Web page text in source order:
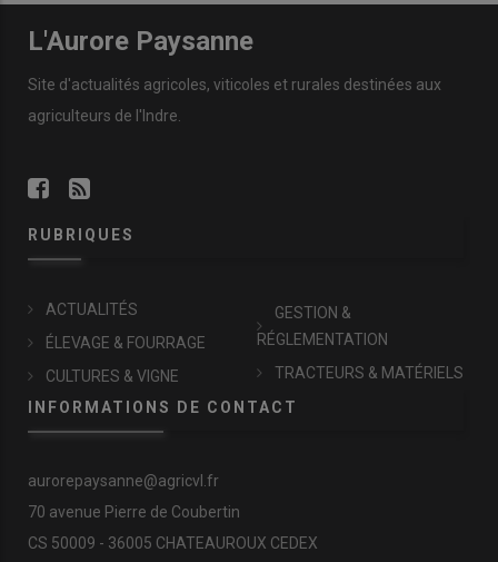
L'Aurore Paysanne
Site d'actualités agricoles, viticoles et rurales destinées aux
agriculteurs de l'Indre.
RUBRIQUES
ACTUALITÉS
ÉLEVAGE & FOURRAGE
CULTURES & VIGNE
GESTION &
RÉGLEMENTATION
TRACTEURS & MATÉRIELS
INFORMATIONS DE CONTACT
aurorepaysanne@agricvl.fr
70 avenue Pierre de Coubertin
CS 50009 - 36005 CHATEAUROUX CEDEX